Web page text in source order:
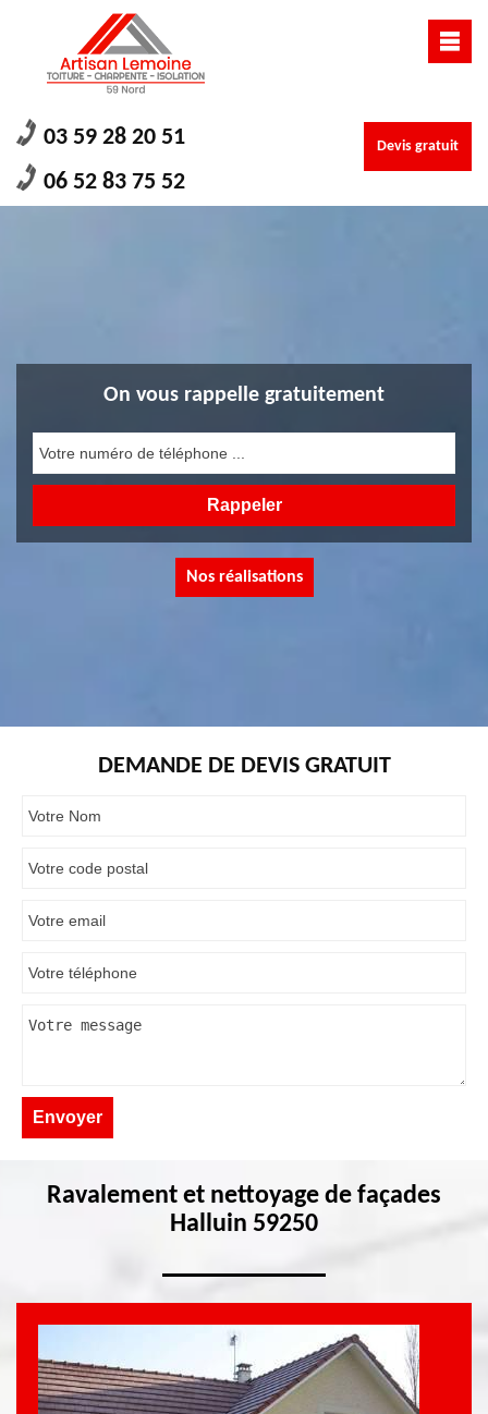
03 59 28 20 51
06 52 83 75 52
Devis gratuit
On vous rappelle gratuitement
Nos réalisations
DEMANDE DE DEVIS GRATUIT
Ravalement et nettoyage de façades
Halluin 59250